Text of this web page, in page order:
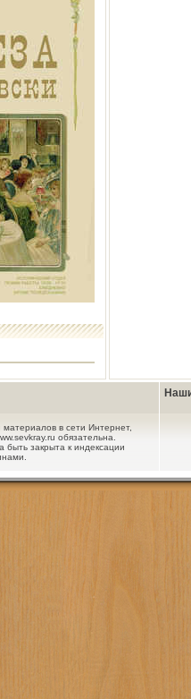
в сети Интернет,
обязательна.
быть закрыта к индексации